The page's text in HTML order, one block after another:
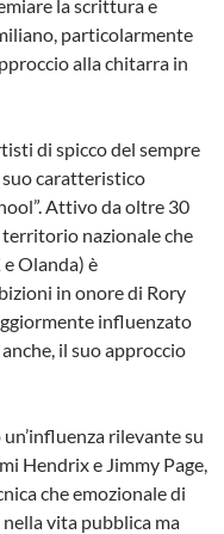
la scrittura e
particolarmente
alla chitarra in
di spicco del sempre
caratteristico
Attivo da oltre 30
nazionale che
Olanda) è
in onore di Rory
influenzato
il suo approccio
rilevante su
Hendrix e Jimmy Page,
che emozionale di
vita pubblica ma